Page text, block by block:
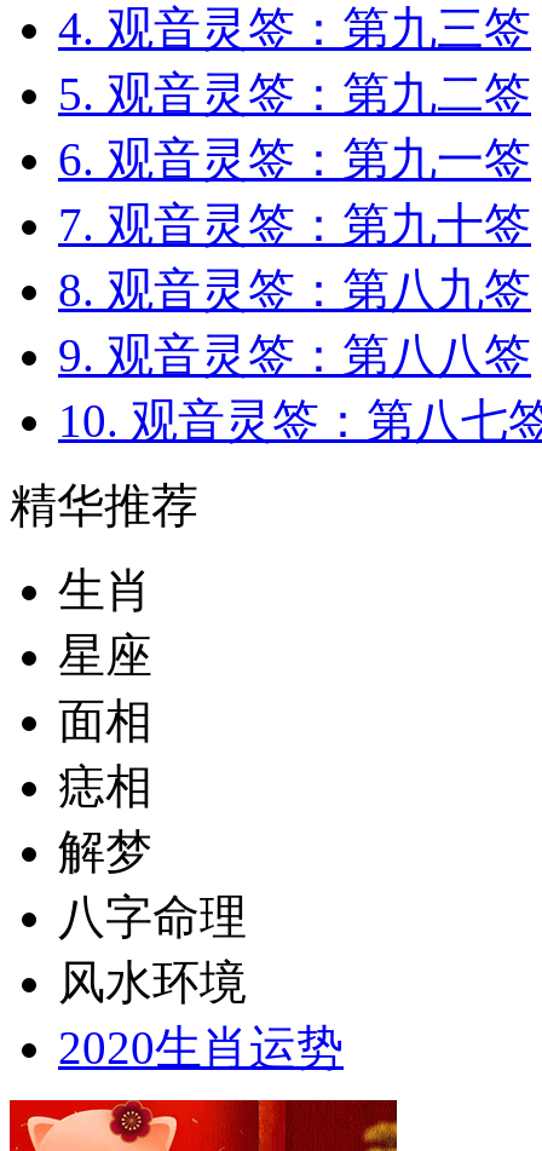
4. 观音灵签：第九三签
5. 观音灵签：第九二签
6. 观音灵签：第九一签
7. 观音灵签：第九十签
8. 观音灵签：第八九签
9. 观音灵签：第八八签
10. 观音灵签：第八七
精华推荐
生肖
星座
面相
痣相
解梦
八字命理
风水环境
2020生肖运势